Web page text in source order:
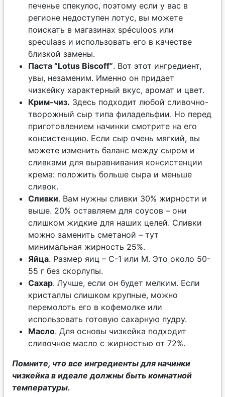
печенье спекулос, поэтому если у вас в
регионе недоступен лотус, вы можете
поискать в магазинах spéculoos или
speculaas и использовать его в качестве
близкой замены.
Паста “Lotus Bisсoff”. Вот этот ингредиент,
увы, незаменим. Именно он придает
чизкейку характерный вкус, аромат и цвет.
Крим-чиз. Здесь подходит любой сливочно-
творожный сыр типа филадельфии. Но перед
приготовлением начинки смотрите на его
консистенцию. Если сыр очень мягкий, вы
можете изменить баланс между сыром и
сливками для выравнивания консистенции
крема: положить больше сыра и меньше
сливок.
Сливки. Вам нужны сливки 30% жирности и
выше. 20% оставляем для соусов – они
слишком жидкие для наших целей. Сливки
можно заменить сметаной – тут
минимальная жирность 25%.
Яйца. Размер яиц – С-1 или M. Это около 50-
55 г без скорлупы.
Сахар. Лучше, если он будет мелким. Если
кристаллы слишком крупные, можно
перемолоть его в кофемолке или
использовать готовую сахарную пудру.
Масло. Для основы чизкейка подходит
сливочное масло с жирностью от 72%.
Помните, что все ингредиенты для начинки
чизкейка в идеале должны быть комнатной
температуры.